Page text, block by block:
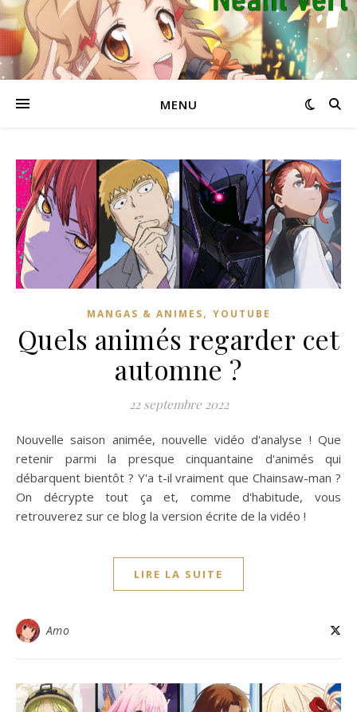
MENU
MANGAS & ANIMES, YOUTUBE
Quels animés regarder cet
automne ?
22 septembre 2022
Nouvelle saison animée, nouvelle vidéo d'analyse ! Que
retenir parmi la presque cinquantaine d'animés qui
débarquent bientôt ? Y'a t-il vraiment que Chainsaw-man ?
On décrypte tout ça et, comme d'habitude, vous
retrouverez sur ce blog la version écrite de la vidéo !
LIRE LA SUITE
Amo